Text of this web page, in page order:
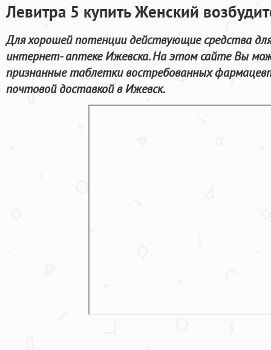
Левитра 5 купить Женский
Для хорошей потенции действующие средства
интернет- аптеке Ижевска. На этом сайте Вы
признанные таблетки востребованных
почтовой доставкой в Ижевск.